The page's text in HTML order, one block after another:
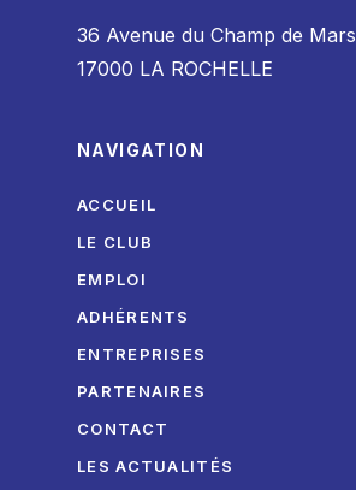
36 Avenue du Champ de Mars
17000 LA ROCHELLE
NAVIGATION
ACCUEIL
LE CLUB
EMPLOI
ADHÉRENTS
ENTREPRISES
PARTENAIRES
CONTACT
LES ACTUALITÉS